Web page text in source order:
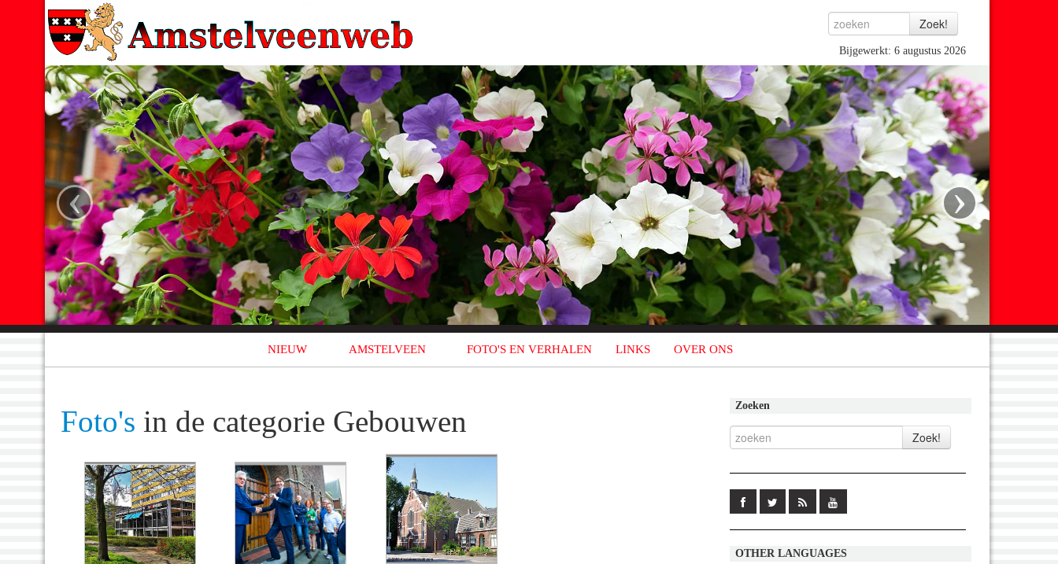
Bijgewerkt: 6 augustus 2026
‹ ›
NIEUW AMSTELVEEN FOTO'S EN VERHALEN LINKS OVER ONS
Foto's in de categorie Gebouwen Zoeken
OTHER LANGUAGES